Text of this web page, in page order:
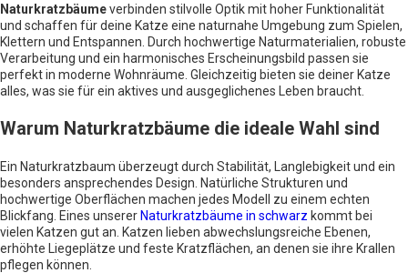
Naturkratzbäumeverbinden stilvolle Optik mit hoher Funktionalität
und schaffen für deine Katze eine naturnahe Umgebung zum Spielen,
Klettern und Entspannen. Durch hochwertige Naturmaterialien, robuste
Verarbeitung und ein harmonisches Erscheinungsbild passen sie
perfekt in moderne Wohnräume. Gleichzeitig bieten sie deiner Katze
alles, was sie für ein aktives und ausgeglichenes Leben braucht.
Warum Naturkratzbäume die ideale Wahl sind
Ein Naturkratzbaum überzeugt durch Stabilität, Langlebigkeit und ein
besonders ansprechendes Design. Natürliche Strukturen und
hochwertige Oberflächen machen jedes Modell zu einem echten
Blickfang. Eines unserer Naturkratzbäume in schwarz kommt bei
vielen Katzen gut an. Katzen lieben abwechslungsreiche Ebenen,
erhöhte Liegeplätze und feste Kratzflächen, an denen sie ihre Krallen
pflegen können.